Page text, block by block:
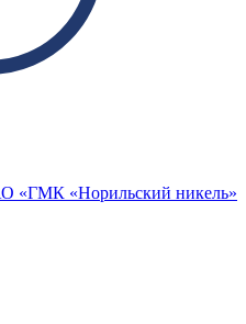
«ГМК «Норильский никель»